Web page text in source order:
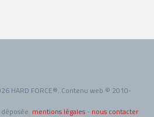
HARD FORCE®. Contenu web © 2010-
mentions légales - nous contacter